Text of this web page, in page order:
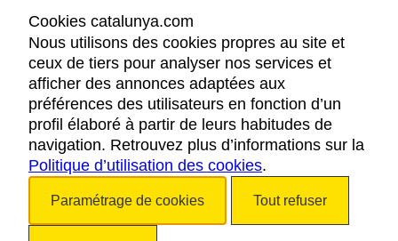
MENTIONS LÉGALES
RÈGLES DE CONFIDENTIALITÉ
COOKIES
ACCESSIBILITÉ
Cookies catalunya.com
Nous utilisons des cookies propres au site et
ceux de tiers pour analyser nos services et
afficher des annonces adaptées aux
préférences des utilisateurs en fonction d’un
profil élaboré à partir de leurs habitudes de
navigation. Retrouvez plus d’informations sur la
Politique d’utilisation des cookies.
Paramétrage de cookies Tout refuser